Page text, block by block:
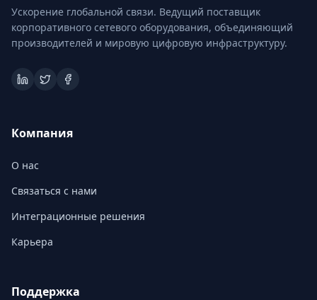
Ускорение глобальной связи. Ведущий поставщик
корпоративного сетевого оборудования, объединяющий
производителей и мировую цифровую инфраструктуру.
Компания
О нас
Связаться с нами
Интеграционные решения
Карьера
Поддержка